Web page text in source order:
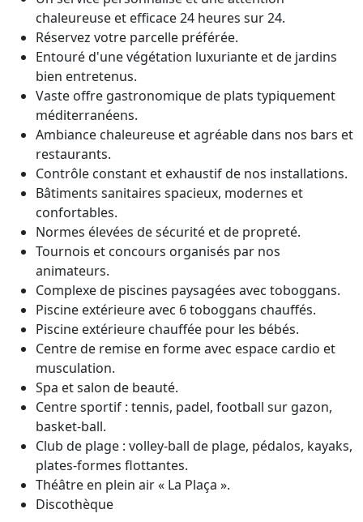
chaleureuse et efficace 24 heures sur 24.
Réservez votre parcelle préférée.
Entouré d'une végétation luxuriante et de jardins
bien entretenus.
Vaste offre gastronomique de plats typiquement
méditerranéens.
Ambiance chaleureuse et agréable dans nos bars et
restaurants.
Contrôle constant et exhaustif de nos installations.
Bâtiments sanitaires spacieux, modernes et
confortables.
Normes élevées de sécurité et de propreté.
Tournois et concours organisés par nos
animateurs.
Complexe de piscines paysagées avec toboggans.
Piscine extérieure avec 6 toboggans chauffés.
Piscine extérieure chauffée pour les bébés.
Centre de remise en forme avec espace cardio et
musculation.
Spa et salon de beauté.
Centre sportif : tennis, padel, football sur gazon,
basket-ball.
Club de plage : volley-ball de plage, pédalos, kayaks,
plates-formes flottantes.
Théâtre en plein air « La Plaça ».
Discothèque